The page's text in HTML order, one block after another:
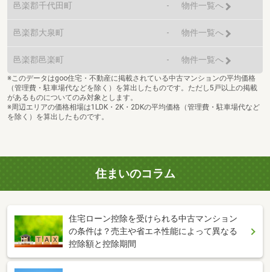
邑楽郡千代田町 - 物件一覧へ
邑楽郡大泉町 - 物件一覧へ
邑楽郡邑楽町 - 物件一覧へ
※このデータはgoo住宅・不動産に掲載されている中古マンションの平均価格
（管理費・駐車場代などを除く）を算出したものです。ただし5戸以上の掲載
があるものについてのみ対象とします。
※周辺エリアの価格相場は1LDK・2K・2DKの平均価格（管理費・駐車場代など
を除く）を算出したものです。
住まいのコラム
住宅ローン控除を受けられる中古マンション
の条件は？売主や省エネ性能によって異なる
控除額と控除期間